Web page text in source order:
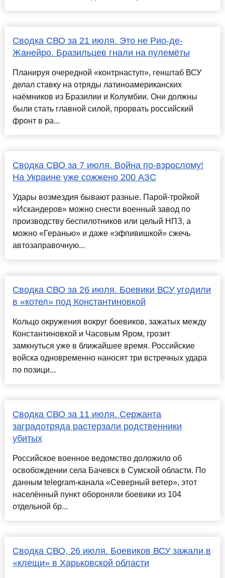
Сводка СВО за 21 июля. Это не Рио-де-
Жанейро. Бразильцев гнали на пулемёты
Планируя очередной «контрнаступ», генштаб ВСУ
делал ставку на отряды латиноамериканских
наёмников из Бразилии и Колумбии. Они должны
были стать главной силой, прорвать российский
фронт в ра...
Сводка СВО за 7 июля. Война по-взрослому!
На Украине уже сожжено 200 АЗС
Удары возмездия бывают разные. Парой-тройкой
«Искандеров» можно снести военный завод по
производству беспилотников или целый НПЗ, а
можно «Геранью» и даже «эфпивишкой» сжечь
автозаправочную...
Сводка СВО за 26 июля. Боевики ВСУ угодили
в «котел» под Константиновкой
Кольцо окружения вокруг боевиков, зажатых между
Константиновкой и Часовым Яром, грозит
замкнуться уже в ближайшее время. Российские
войска одновременно наносят три встречных удара
по позици...
Сводка СВО за 11 июля. Сержанта
заградотряда растерзали родственники
убитых
Российское военное ведомство доложило об
освобождении села Бачевск в Сумской области. По
данным telegram-канала «Северный ветер», этот
населённый пункт обороняли боевики из 104
отдельной бр...
Сводка СВО, 26 июля. Боевиков ВСУ зажали в
«клещи» в Харьковской области